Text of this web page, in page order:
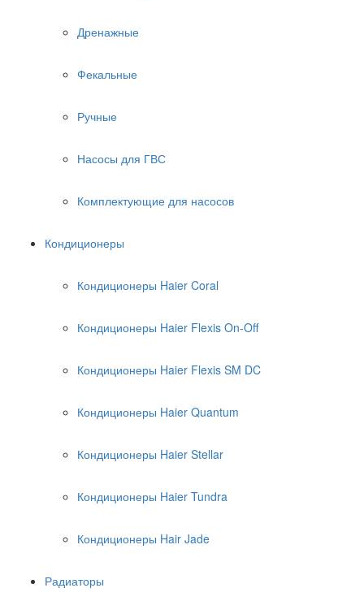
Дренажные
Фекальные
Ручные
Насосы для ГВС
Комплектующие для насосов
Кондиционеры
Кондиционеры Haier Coral
Кондиционеры Haier Flexis On-Off
Кондиционеры Haier Flexis SM DC
Кондиционеры Haier Quantum
Кондиционеры Haier Stellar
Кондиционеры Haier Tundra
Кондиционеры Hair Jade
Радиаторы